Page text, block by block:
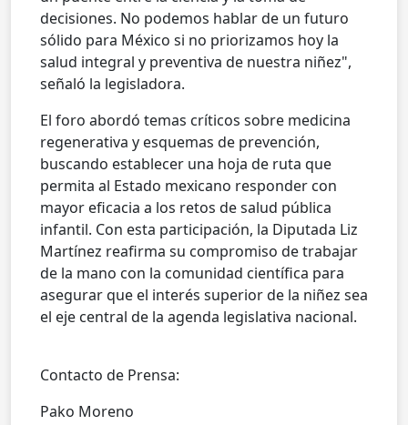
decisiones. No podemos hablar de un futuro
sólido para México si no priorizamos hoy la
salud integral y preventiva de nuestra niñez",
señaló la legisladora.
El foro abordó temas críticos sobre medicina
regenerativa y esquemas de prevención,
buscando establecer una hoja de ruta que
permita al Estado mexicano responder con
mayor eficacia a los retos de salud pública
infantil. Con esta participación, la Diputada Liz
Martínez reafirma su compromiso de trabajar
de la mano con la comunidad científica para
asegurar que el interés superior de la niñez sea
el eje central de la agenda legislativa nacional.
Contacto de Prensa:
Pako Moreno